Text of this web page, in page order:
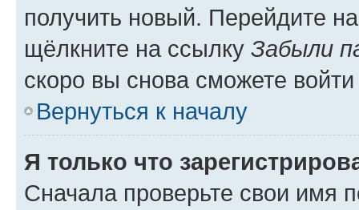
получить новый. Перейдите
щёлкните на ссылку Забыли
скоро вы снова сможете
Вернуться к началу
Я только что
Сначала проверьте свои имя